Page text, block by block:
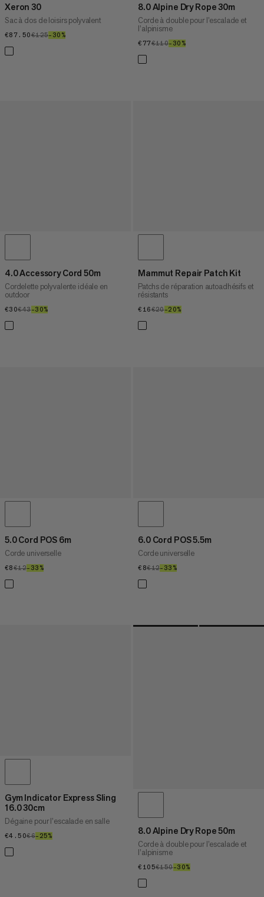
Xeron 30
Sac à dos de loisirs polyvalent
€87.50€87.50
€125€125
–30%
8.0 Alpine Dry Rope 30m
Corde à double pour l’escalade et
l’alpinisme
€77€77
€110€110
–30%
4.0 Accessory Cord 50m
Cordelette polyvalente idéale en
outdoor
€30€30
€43€43
–30%
Mammut Repair Patch Kit
Patchs de réparation autoadhésifs et
résistants
€16€16
€20€20
–20%
5.0 Cord POS 6m
Corde universelle
€8€8
€12€12
–33%33%
6.0 Cord POS 5.5m
Corde universelle
€8€8
€12€12
–33%
Gym Indicator Express Sling
16.0 30cm
Dégaine pour l’escalade en salle
€4.50€4.50
€6€6
–25%
8.0 Alpine Dry Rope 50m
Corde à double pour l’escalade et
l’alpinisme
€105€105
€150€150
–30%